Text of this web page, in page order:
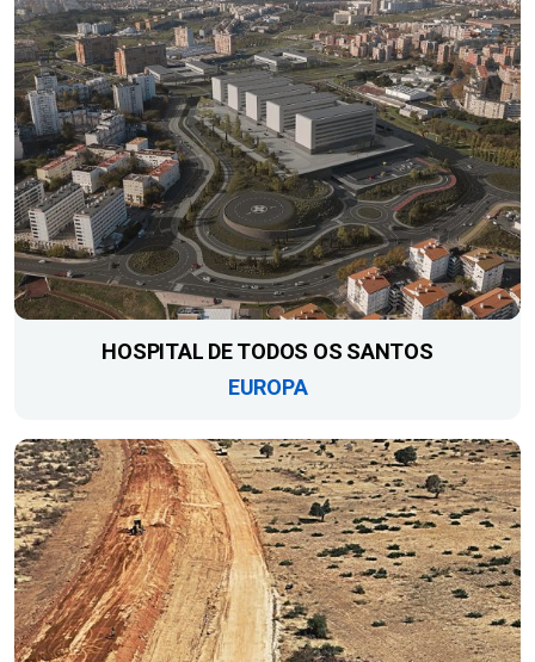
HOSPITAL DE TODOS OS SANTOS
EUROPA